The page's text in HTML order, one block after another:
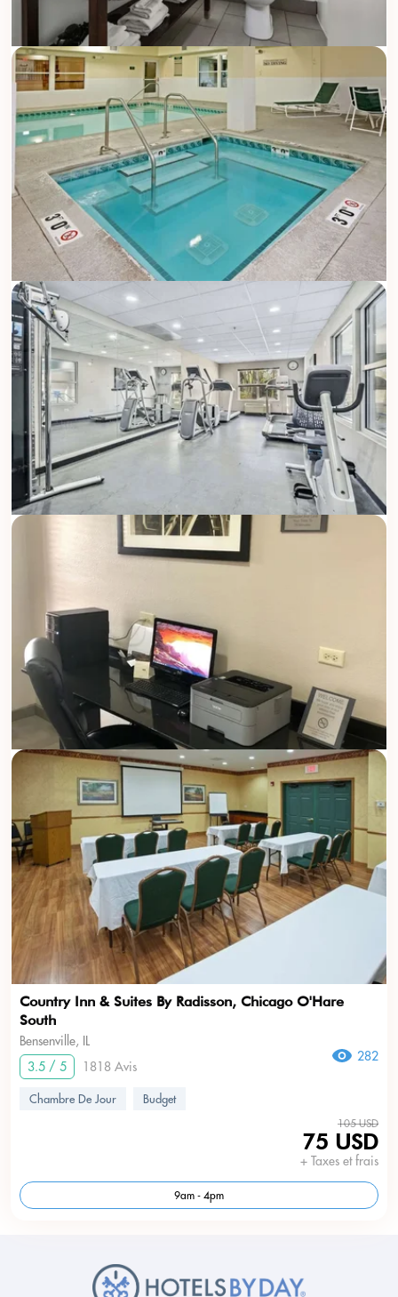
Country Inn & Suites By Radisson, Chicago O'Hare
South
Bensenville, IL
3.5 / 5
1818 Avis
282
Chambre De Jour Budget
105 USD
75 USD
+ Taxes et frais
9am - 4pm